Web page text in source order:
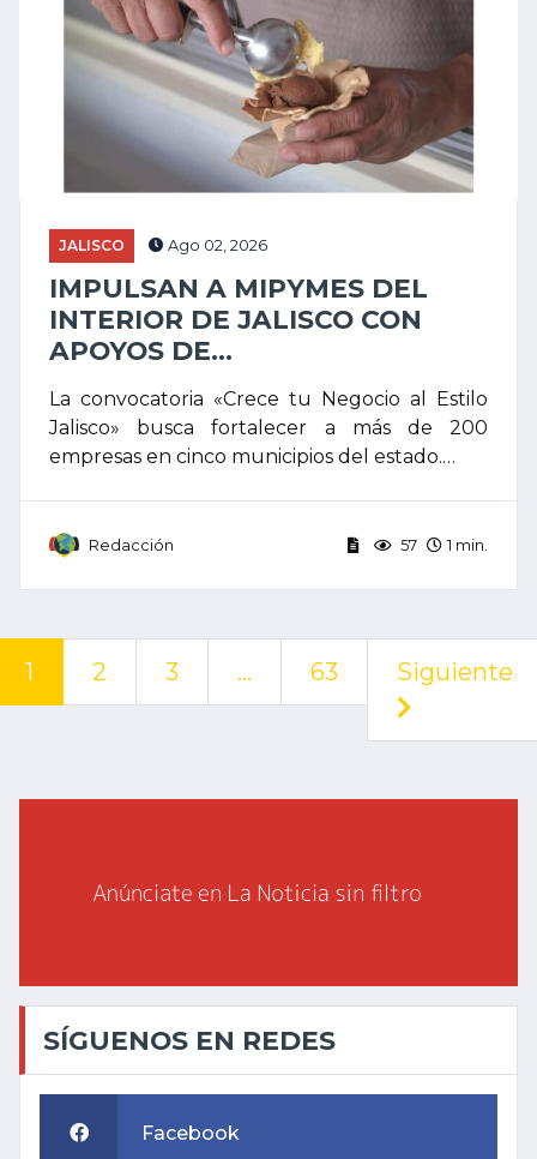
JALISCO Ago 02, 2026
IMPULSAN A MIPYMES DEL
INTERIOR DE JALISCO CON
APOYOS DE...
La convocatoria «Crece tu Negocio al Estilo
Jalisco» busca fortalecer a más de 200
empresas en cinco municipios del estado.…
Redacción 57 1 min.
1 2 3 … 63 Siguiente
SÍGUENOS EN REDES
Facebook